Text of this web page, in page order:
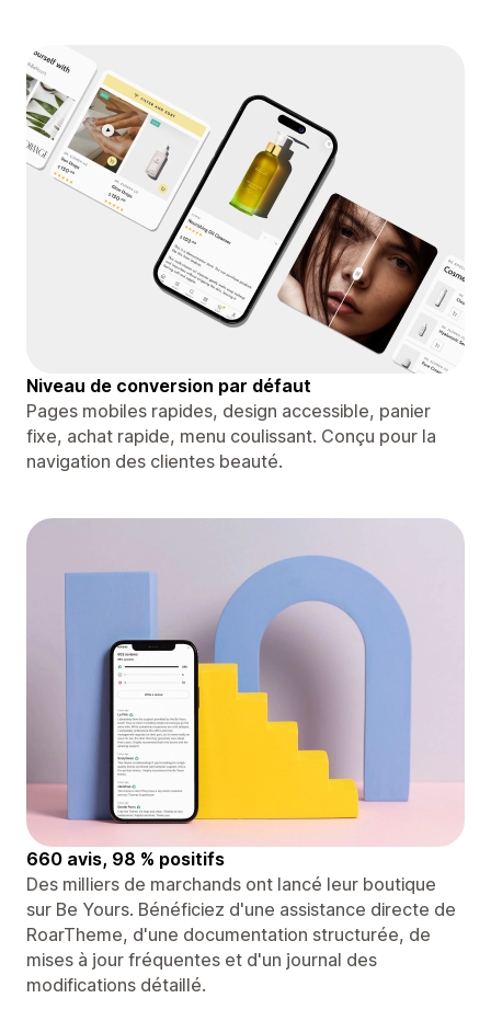
Niveau de conversion par défaut
Pages mobiles rapides, design accessible, panier
fixe, achat rapide, menu coulissant. Conçu pour la
navigation des clientes beauté.
660 avis, 98 % positifs
Des milliers de marchands ont lancé leur boutique
sur Be Yours. Bénéficiez d'une assistance directe de
RoarTheme, d'une documentation structurée, de
mises à jour fréquentes et d'un journal des
modifications détaillé.